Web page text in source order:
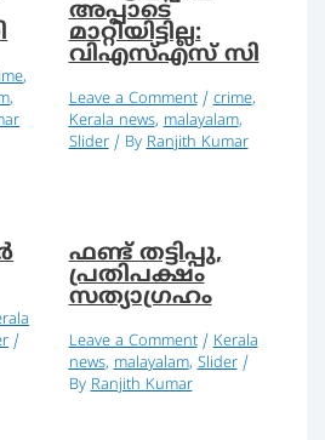
,
,
അപ്പാടെ
മാറ്റിയിട്ടില്ല:
വിഎസ്എസ് സി
Leave a Comment / crime,
Kerala news, malayalam,
Slider/ By Ranjith Kumar
/
ഫണ്ട് തട്ടിപ്പു,
പ്രതിപക്ഷം
സത്യാഗ്രഹം
Leave a Comment / Kerala
news, malayalam, Slider/
By Ranjith Kumar